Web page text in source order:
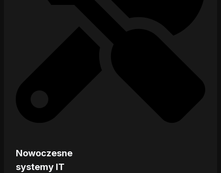
Nowoczesne
systemy IT